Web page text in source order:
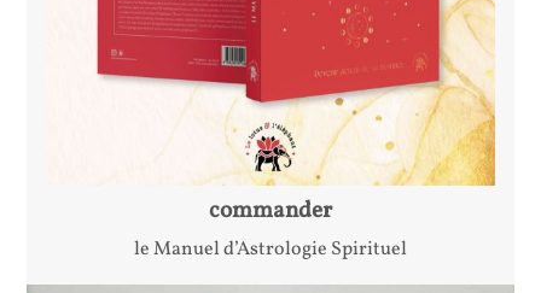
commander
le Manuel d’Astrologie Spirituel